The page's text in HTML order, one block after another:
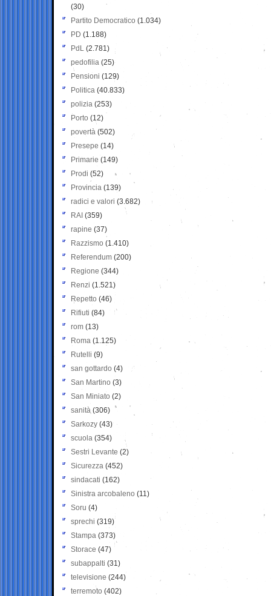
(30)
Partito Democratico (1.034)
PD (1.188)
PdL (2.781)
pedofilia (25)
Pensioni (129)
Politica (40.833)
polizia (253)
Porto (12)
povertà (502)
Presepe (14)
Primarie (149)
Prodi (52)
Provincia (139)
radici e valori (3.682)
RAI (359)
rapine (37)
Razzismo (1.410)
Referendum (200)
Regione (344)
Renzi (1.521)
Repetto (46)
Rifiuti (84)
rom (13)
Roma (1.125)
Rutelli (9)
san gottardo (4)
San Martino (3)
San Miniato (2)
sanità (306)
Sarkozy (43)
scuola (354)
Sestri Levante (2)
Sicurezza (452)
sindacati (162)
Sinistra arcobaleno (11)
Soru (4)
sprechi (319)
Stampa (373)
Storace (47)
subappalti (31)
televisione(244)
terremoto (402)